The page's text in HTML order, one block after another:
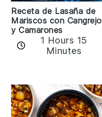
Receta de Lasaña de
Mariscos con Cangrejo
y Camarones
1 Hours 15
Minutes